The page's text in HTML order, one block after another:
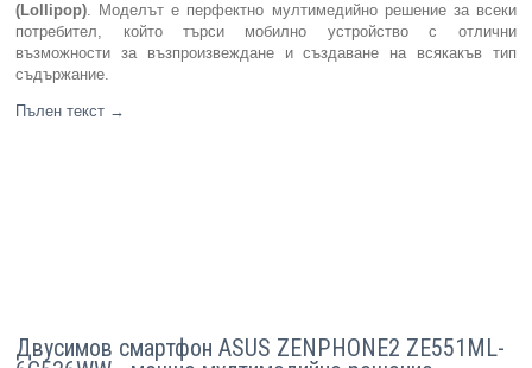
(Lollipop). Моделът е перфектно мултимедийно решение за всеки
потребител, който търси мобилно устройство с отлични
възможности за възпроизвеждане и създаване на всякакъв тип
съдържание.
Пълен текст →
Двусимов смартфон ASUS ZENPHONE2 ZE551ML-